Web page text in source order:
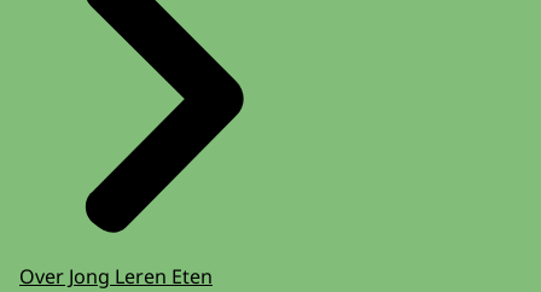
Over Jong Leren Eten